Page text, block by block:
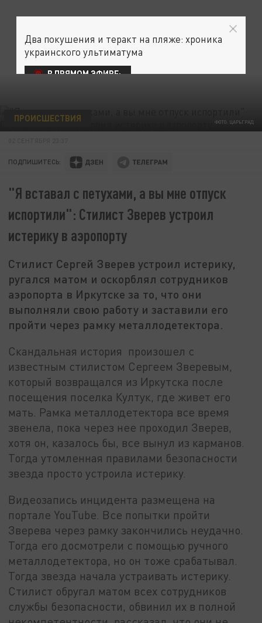
ФОТО: ЦАРЬГРАД
ПРОИСШЕСТВИЯ
ПОДПИШИТЕСЬ:
"Я вставал с петухами, а вы мне отпуск
испортили": Стилист Зверев уcтроил
истерику в аэропорту
Стилист Сергей Зверев устроил истерику,
ругался матом и оскорблял сотрудников
аэропорта в Иркутске за то, что они
выполняли свою работу и заставили его
пройти через рамку металлодетектора.
Скандальная история произошел с
известным стилистом Сергеем Зверевым,
который возвращался из Иркутска после
посещения поселка Култук, где живет его
мать. Рамка металлодетектора все время
звенела, пока через нее проходил Зверев,
хотя он, казалось бы, все вынул из карманов.
Тогда утомленная правилами безопасности
звезда просто устроила истерику.
Видеозапись инцидента размещена на
портале YouTube. Все попытки пройти
Зверева через рамку закончились неудачно.
Тогда его досмотрели с помощью ручного
металлодетектора, но он тоже срабатывал.
Тогда звезда начала устраивать истерику.
Стилист обругал матом всех сотрудников
службы безопасности, обвинил их в полной
Два покушения и теракт на пляже: хроника
украинского ультиматума
В ПРЯМОМ ЭФИРЕ: